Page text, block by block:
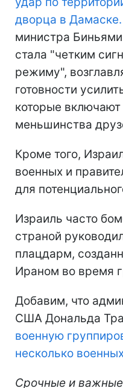
дворца в Дамаске.
министра
стала "четким
режиму",
готовности
которые
меньшинства
Кроме того,
военных и
для
Израиль часто
страной
плацдарм,
Ираном во время
Добавим, что
США Дональда
военную
несколько
Срочные и